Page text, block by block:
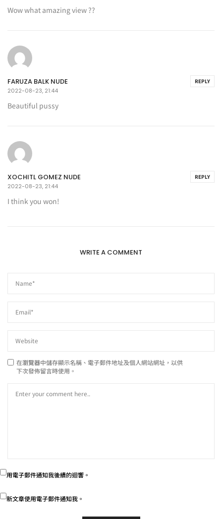
Wow what amazing view ??
FARUZA BALK NUDE REPLY
2022-08-23, 21:44
Beautiful pussy
XOCHITL GOMEZ NUDE REPLY
2022-08-23, 21:44
I think you won!
WRITE A COMMENT
在瀏覽器中儲存顯示名稱、電子郵件地址及個人網站網址，以供
下次發佈留言時使用。
用電子郵件通知我後續的迴響。
新文章使用電子郵件通知我。